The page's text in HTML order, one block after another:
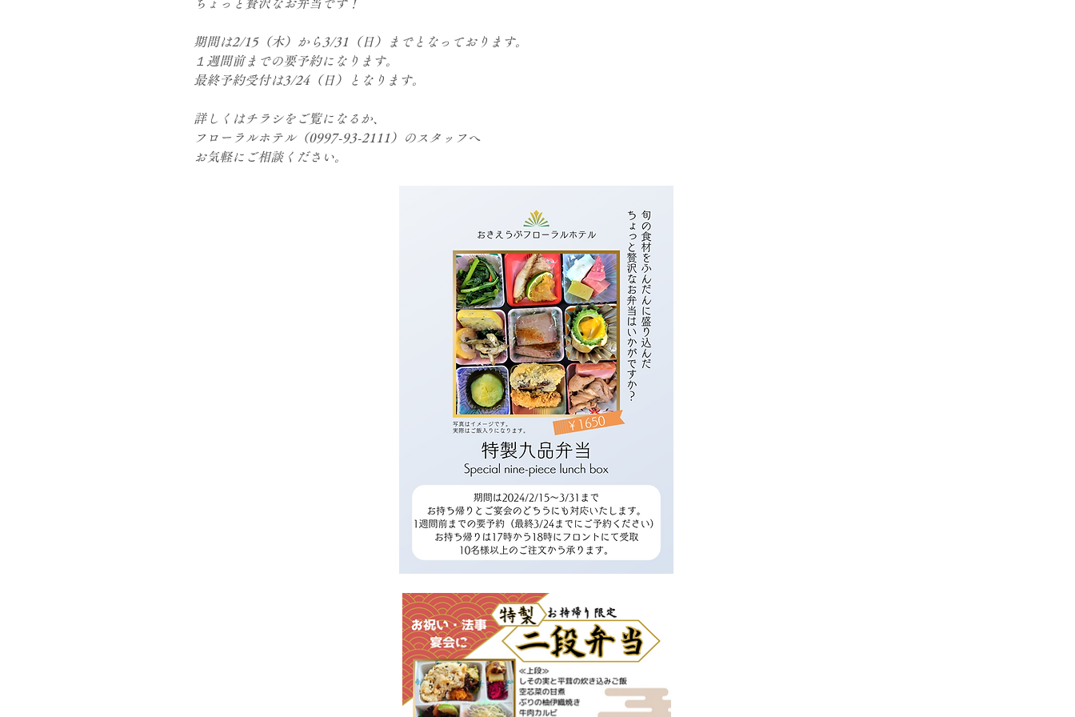
ちょっと贅沢なお弁当です！
期間は2/15（木）から3/31（日）までとなっております。
１週間前までの要予約になります。
最終予約受付は3/24（日）となります。
詳しくはチラシをご覧になるか、
フローラルホテル（0997-93-2111）のスタッフへ
お気軽にご相談ください。